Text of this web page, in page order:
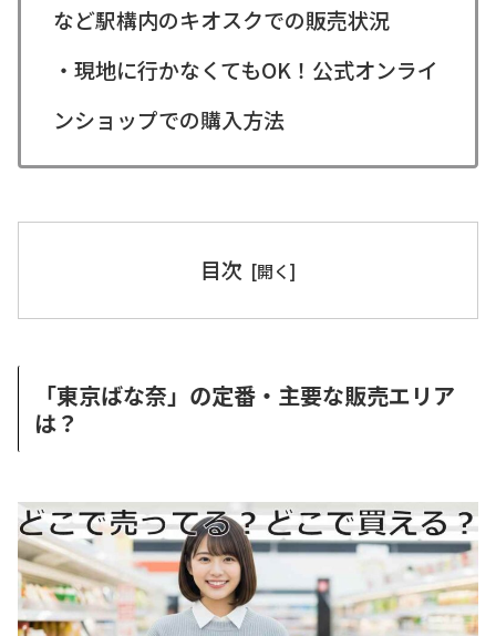
など駅構内のキオスクでの販売状況
・現地に行かなくてもOK！公式オンライ
ンショップでの購入方法
目次
「東京ばな奈」の定番・主要な販売エリア
は？